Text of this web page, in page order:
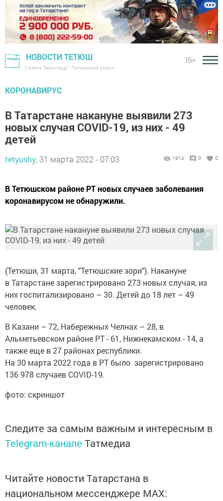
НОВОСТИ ТЕТЮШ
Газета "Авангард" - Тетюшский район
16+
КОРОНАВИРУС
В Татарстане накануне выявили 273
новых случая COVID-19, из них - 49
детей
tetyushy, 31 марта 2022 - 07:03 1914 0 0
В Тетюшском районе РТ новых случаев заболевания
коронавирусом не обнаружили.
(Тетюши, 31 марта, "Тетюшские зори"). Накануне
в Татарстане зарегистрировано 273 новых случая, из
них госпитализировано – 30. Детей до 18 лет – 49
человек.
В Казани – 72, Набережных Челнах – 28, в
Альметьевском районе РТ - 61, Нижнекамском - 14, а
также еще в 27 районах республики.
На 30 марта 2022 года в РТ было зарегистрировано
136 978 случаев COVID-19.
фото: скриншот
Следите за самым важным и интересным в
Telegram-канале Татмедиа
Читайте новости Татарстана в
национальном мессенджере MАХ: